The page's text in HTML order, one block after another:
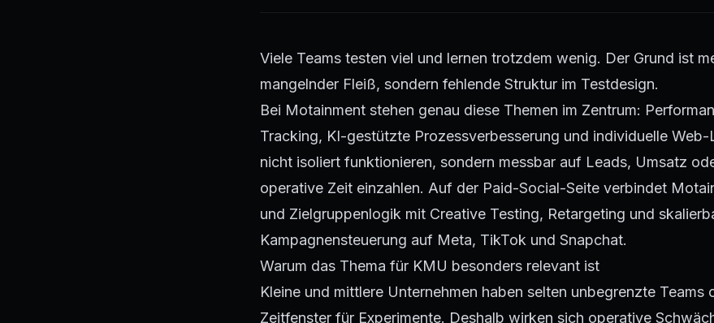
Viele Teams testen viel und lernen trotzdem wenig. Der Grund ist
mangelnder Fleiß, sondern fehlende Struktur im Testdesign.
Bei Motainment stehen genau diese Themen im Zentrum:
Tracking, KI-gestützte Prozessverbesserung und individuelle Web-
nicht isoliert funktionieren, sondern messbar auf Leads, Umsatz
operative Zeit einzahlen. Auf der Paid-Social-Seite verbindet
und Zielgruppenlogik mit Creative Testing, Retargeting und
Kampagnensteuerung auf Meta, TikTok und Snapchat.
Warum das Thema für KMU besonders relevant ist
Kleine und mittlere Unternehmen haben selten unbegrenzte Teams
Zeitfenster für Experimente. Deshalb wirken sich operative